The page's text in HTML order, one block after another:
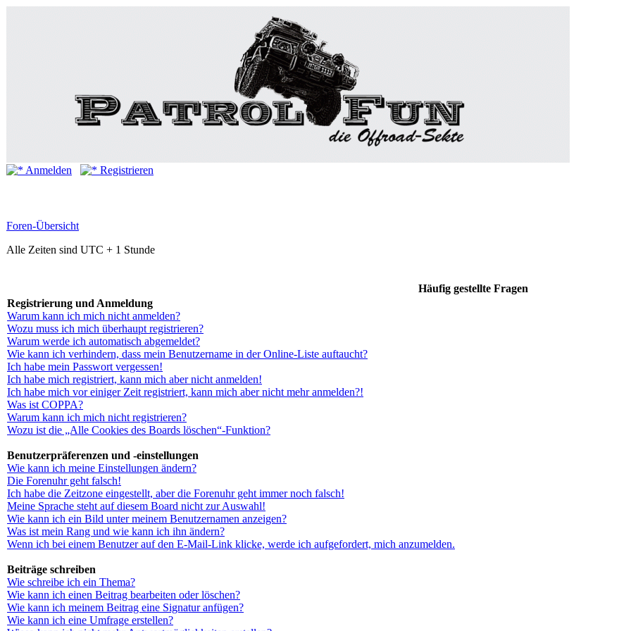
Anmelden Registrieren
Foren-Übersicht
Alle Zeiten sind UTC + 1 Stunde
Häufig gestellte Fragen
Registrierung und Anmeldung
Warum kann ich mich nicht anmelden?
Wozu muss ich mich überhaupt registrieren?
Warum werde ich automatisch abgemeldet?
Wie kann ich verhindern, dass mein Benutzername in der Online-Liste auftaucht?
Ich habe mein Passwort vergessen!
Ich habe mich registriert, kann mich aber nicht anmelden!
Ich habe mich vor einiger Zeit registriert, kann mich aber nicht mehr anmelden?!
Was ist COPPA?
Warum kann ich mich nicht registrieren?
Wozu ist die „Alle Cookies des Boards löschen“-Funktion?
Benutzerpräferenzen und -einstellungen
Wie kann ich meine Einstellungen ändern?
Die Forenuhr geht falsch!
Ich habe die Zeitzone eingestellt, aber die Forenuhr geht immer noch falsch!
Meine Sprache steht auf diesem Board nicht zur Auswahl!
Wie kann ich ein Bild unter meinem Benutzernamen anzeigen?
Was ist mein Rang und wie kann ich ihn ändern?
Wenn ich bei einem Benutzer auf den E-Mail-Link klicke, werde ich aufgefordert, mich anzumelden.
Beiträge schreiben
Wie schreibe ich ein Thema?
Wie kann ich einen Beitrag bearbeiten oder löschen?
Wie kann ich meinem Beitrag eine Signatur anfügen?
Wie kann ich eine Umfrage erstellen?